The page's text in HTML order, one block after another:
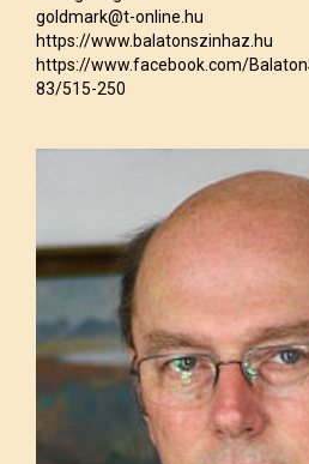
goldmark@t-online.hu
https://www.balatonszinhaz.hu
https://www.facebook.com/
83/515-250